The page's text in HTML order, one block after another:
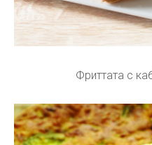
Фриттата с